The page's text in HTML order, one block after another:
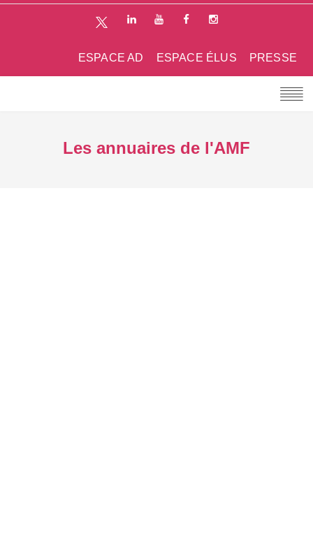
PRESSE
ESPACE ÉLUS
ESPACE AD
Les annuaires de l'AMF